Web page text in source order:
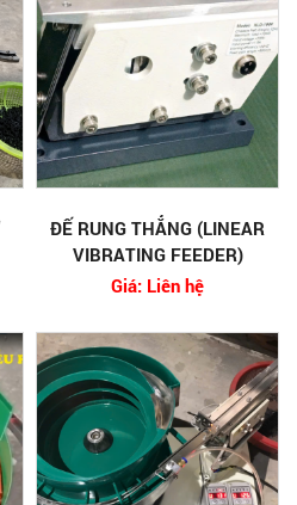
ĐẾ RUNG THẲNG (LINEAR
VIBRATING FEEDER)
Giá: Liên hệ